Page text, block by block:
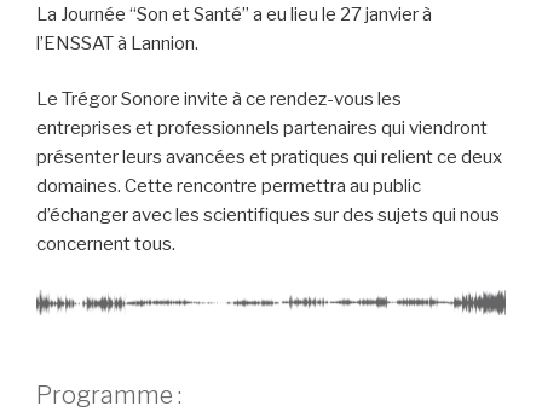
La Journée “Son et Santé” a eu lieu le 27 janvier à
l’ENSSAT à Lannion.
Le Trégor Sonore invite à ce rendez-vous les
entreprises et professionnels partenaires qui viendront
présenter leurs avancées et pratiques qui relient ce deux
domaines. Cette rencontre permettra au public
d’échanger avec les scientifiques sur des sujets qui nous
concernent tous.
Programme :